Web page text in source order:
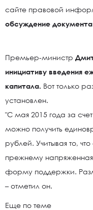
сайте правовой
обсуждение
Премьер-министр
инициативу введения
капитала. Вот только
установлен.
"С мая 2015 года за
можно получить
рублей. Учитывая то,
прежнему
форму поддержки.
– отметил он.
Еще по теме